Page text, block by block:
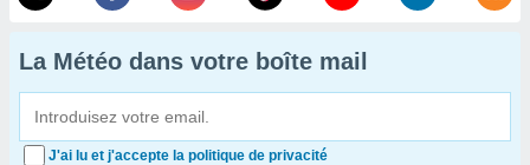
La Météo dans votre boîte mail
J'ai lu et j'accepte la politique de privacité